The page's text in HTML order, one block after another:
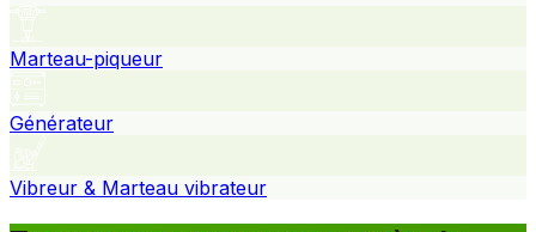
Marteau-piqueur
Générateur
Vibreur & Marteau vibrateur